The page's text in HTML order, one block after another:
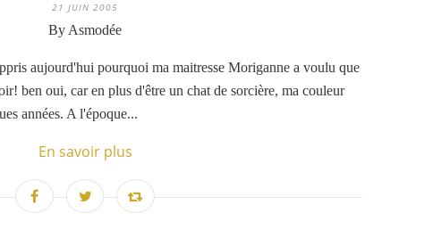
21 JUIN 2005
By Asmodée
aujourd'hui pourquoi ma maitresse Moriganne a voulu que
ben oui, car en plus d'être un chat de sorcière, ma couleur
années. A l'époque...
En savoir plus